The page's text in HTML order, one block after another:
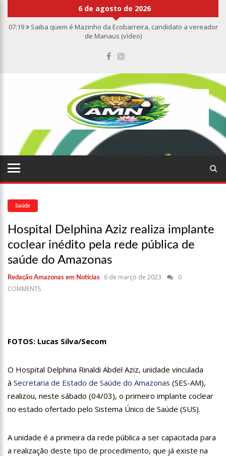
6 de agosto de 2026
Saiba quem é Mazinho da Ecobarreira, candidato a vereador
de Manaus (vídeo)
09:48
Consumidores denunciam falta de preços em produtos e até
mau cheiro em freezer de supermercado na Cidade Nova
Justiça proíbe ex-prefeito de chegar perto de prefeita de
Nhamundá, no AM
Carro envolvido em acidente fatal pertencia a Wanderley
Andrade
Wilson Lima entrega 68 novas viaturas e mais de 4 mil
equipamentos aos profissionais da Segurança Pública
Grave explosão em clube de tiro deixa quatro vítimas fatais
em Manaus
18:42
Preço médio da gasolina registra queda e vai a R$ 5,04 no
10:07 SSP-AM vistoria construção do Canil do Corpo de Bombeiros
do Amazonas
22:31 Mulher mata o próprio marido a facadas após descobrir
traição; veja vídeo
09:06 David Almeida desce de carro na Boulevard e reafirma apoio
13:31 A Vitória Do Empreendedorismo
23:40 Hissa Abrahão critica decisão de Barroso sobre piso salarial
de enfermeiros
18:08 Com quase 300 mil votos para o Senado em 2018, Hissa é
recebido por multidão na zona Sul de Manaus
21:55 Hissa Abrahão fala em oportunidades para feirantes no
Eldorado
Saúde
Hospital Delphina Aziz realiza implante
coclear inédito pela rede pública de
saúde do Amazonas
Redação Amazonas em Notícias 6 de março de 2023
0
COMMENTS
FOTOS: Lucas Silva/Secom
O Hospital Delphina Rinaldi Abdel Aziz, unidade vinculada
à Secretaria de Estado de Saúde do Amazonas (SES-AM),
realizou, neste sábado (04/03), o primeiro implante coclear
no estado ofertado pelo Sistema Único de Saúde (SUS).
A unidade é a primeira da rede pública a ser capacitada para
a realização deste tipo de procedimento, que já existe na